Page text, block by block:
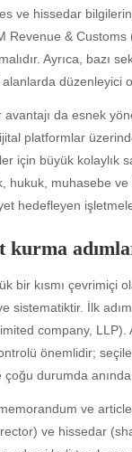
ve hissedar
Revenue &
Ayrıca, bazı
düzenleyici
da esnek
platformlar
için büyük kolaylık
hukuk, muhasebe
hedefleyen
kurma
bir kısmı çevrimiçi
sistematiktir. İlk
company,
önemlidir;
durumda
ve
ve hissedar